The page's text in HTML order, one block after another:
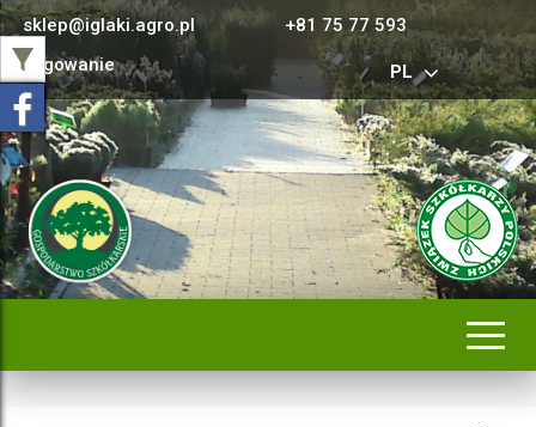
sklep@iglaki.agro.pl
+81 75 77 593
Logowanie
PL